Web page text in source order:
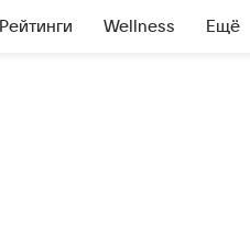
Рейтинги Wellness Ещё